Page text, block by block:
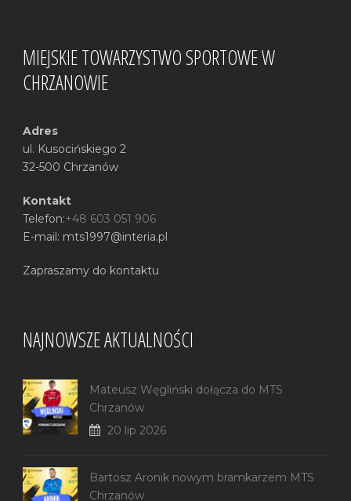
MIEJSKIE TOWARZYSTWO SPORTOWE W
CHRZANOWIE
Adres
ul. Kusocińskiego 2
32-500 Chrzanów
Kontakt
Telefon:+48 603 051 906
E-mail: mts1997@interia.pl
Zapraszamy do kontaktu
NAJNOWSZE AKTUALNOŚCI
Mateusz Węgliński dołącza do MTS
Chrzanów
20 lip 2026
Bartosz Aronik nowym bramkarzem MTS
Chrzanów